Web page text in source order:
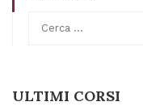
ULTIMI CORSI